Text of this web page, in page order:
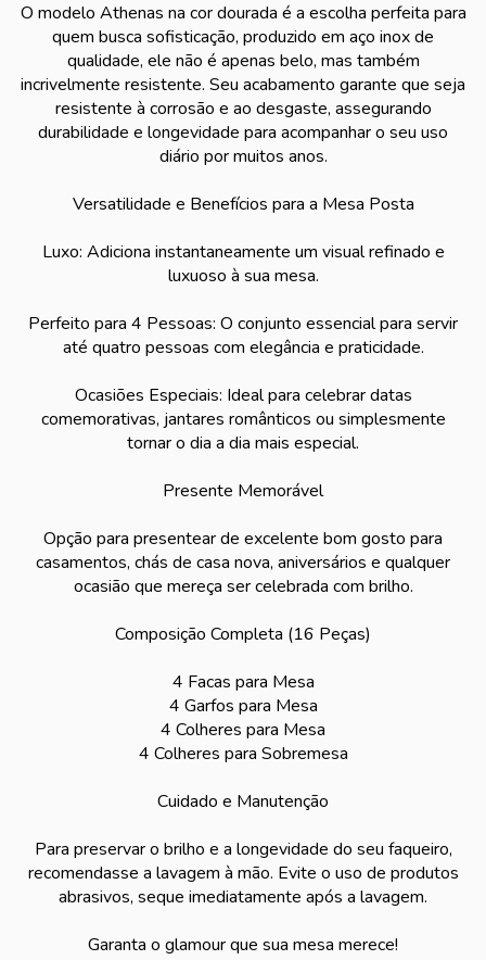
O modelo Athenas na cor dourada é a escolha perfeita para
quem busca sofisticação, produzido em aço inox de
qualidade, ele não é apenas belo, mas também
incrivelmente resistente. Seu acabamento garante que seja
resistente à corrosão e ao desgaste, assegurando
durabilidade e longevidade para acompanhar o seu uso
diário por muitos anos.
Versatilidade e Benefícios para a Mesa Posta
Luxo: Adiciona instantaneamente um visual refinado e
luxuoso à sua mesa.
Perfeito para 4 Pessoas: O conjunto essencial para servir
até quatro pessoas com elegância e praticidade.
Ocasiões Especiais: Ideal para celebrar datas
comemorativas, jantares românticos ou simplesmente
tornar o dia a dia mais especial.
Presente Memorável
Opção para presentear de excelente bom gosto para
casamentos, chás de casa nova, aniversários e qualquer
ocasião que mereça ser celebrada com brilho.
Composição Completa (16 Peças)
4 Facas para Mesa
4 Garfos para Mesa
4 Colheres para Mesa
4 Colheres para Sobremesa
Cuidado e Manutenção
Para preservar o brilho e a longevidade do seu faqueiro,
recomendasse a lavagem à mão. Evite o uso de produtos
abrasivos, seque imediatamente após a lavagem.
Garanta o glamour que sua mesa merece!